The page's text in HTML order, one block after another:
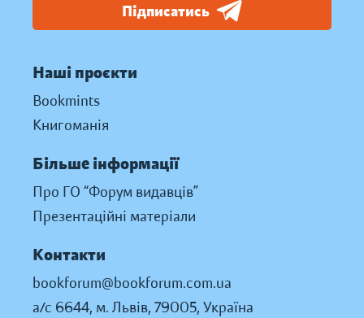
Підписатись
Наші проєкти
Bookmints
Книгоманія
Більше інформації
Про ГО “Форум видавців”
Презентаційні матеріали
Контакти
bookforum@bookforum.com.ua
а/с 6644, м. Львів, 79005, Україна